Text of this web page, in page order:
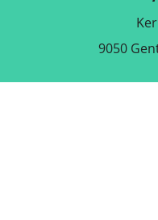
9050